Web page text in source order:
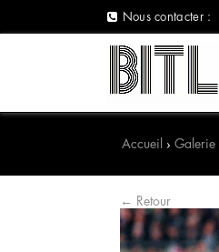
Nous contacter :
Accueil ›Galerie
← Retour